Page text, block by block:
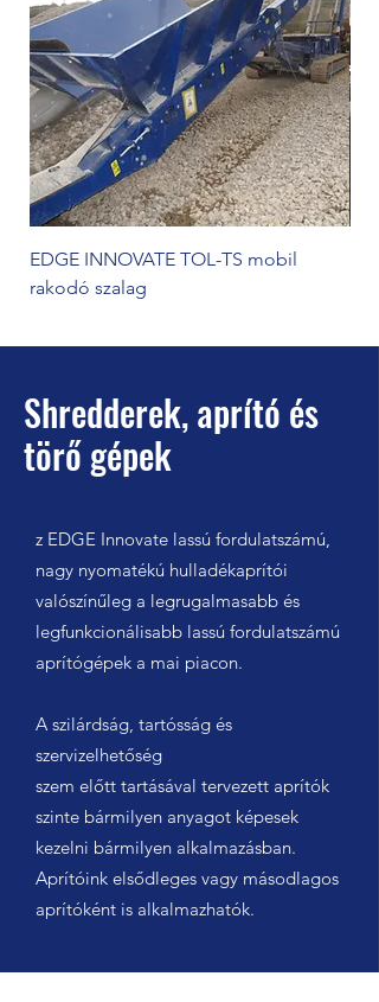
EDGE INNOVATE TOL-TS mobil
rakodó szalag
Shredderek, aprító és
törő gépek
z EDGE Innovate lassú fordulatszámú,
nagy nyomatékú hulladékaprítói
valószínűleg a legrugalmasabb és
legfunkcionálisabb lassú fordulatszámú
aprítógépek a mai piacon.
A szilárdság, tartósság és
szervizelhetőség
szem előtt tartásával tervezett aprítók
szinte bármilyen anyagot képesek
kezelni bármilyen alkalmazásban.
Aprítóink elsődleges vagy másodlagos
aprítóként is alkalmazhatók.